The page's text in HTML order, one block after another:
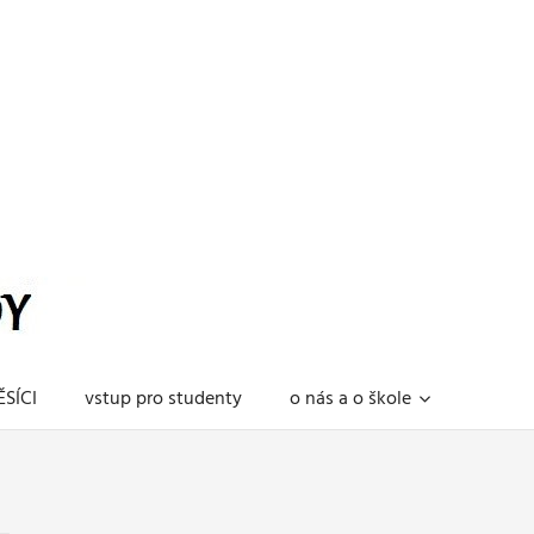
vstup pro studenty o nás a o škole